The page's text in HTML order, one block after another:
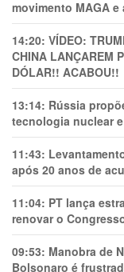
movimento MAGA
14:20: VÍDEO:
CHINA LANÇAREM
DÓLAR!! ACABOU!!
13:14: Rússia
tecnologia nuclear
11:43:
após 20 anos de
11:04: PT lança
renovar o
09:53: Manobra de
Bolsonaro é